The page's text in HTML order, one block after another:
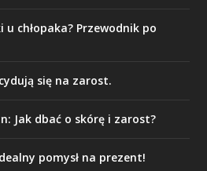
chłopaka? Przewodnik po
się na zarost.
Jak dbać o skórę i zarost?
pomysł na prezent!